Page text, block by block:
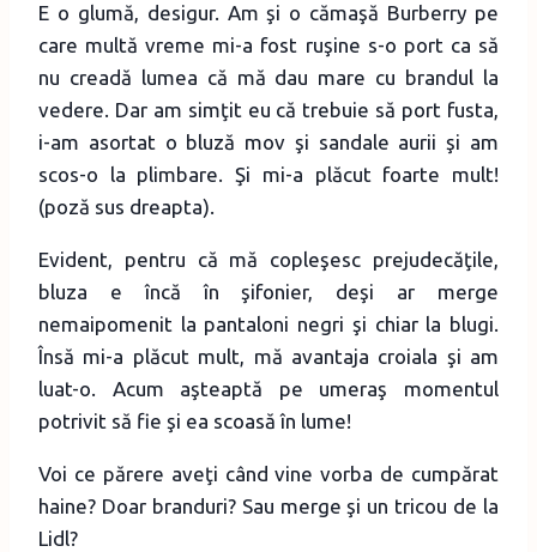
E o glumă, desigur. Am şi o cămaşă Burberry pe
care multă vreme mi-a fost ruşine s-o port ca să
nu creadă lumea că mă dau mare cu brandul la
vedere. Dar am simţit eu că trebuie să port fusta,
i-am asortat o bluză mov şi sandale aurii şi am
scos-o la plimbare. Şi mi-a plăcut foarte mult!
(poză sus dreapta).
Evident, pentru că mă copleşesc prejudecăţile,
bluza e încă în şifonier, deşi ar merge
nemaipomenit la pantaloni negri şi chiar la blugi.
Însă mi-a plăcut mult, mă avantaja croiala şi am
luat-o. Acum aşteaptă pe umeraş momentul
potrivit să fie şi ea scoasă în lume!
Voi ce părere aveţi când vine vorba de cumpărat
haine? Doar branduri? Sau merge şi un tricou de la
Lidl?